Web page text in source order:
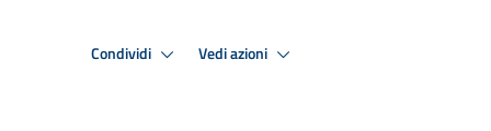
Condividi Vedi azioni